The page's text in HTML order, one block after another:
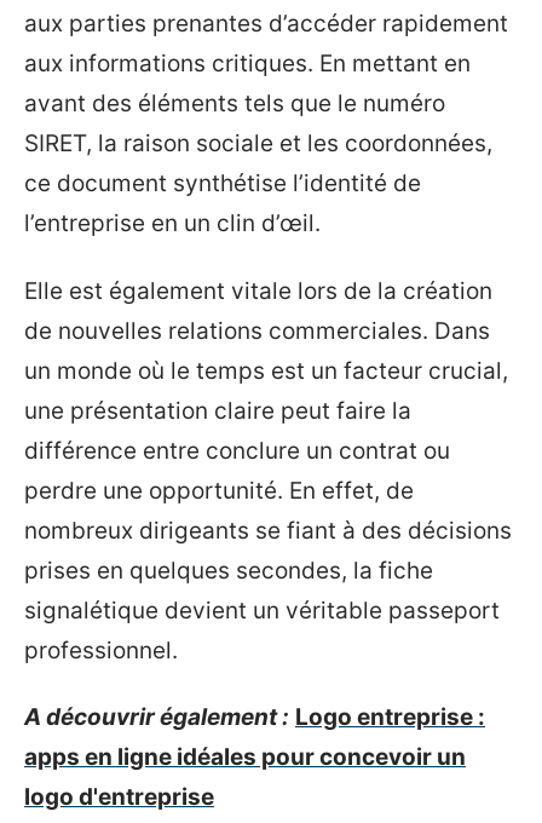
aux parties prenantes d’accéder rapidement
aux informations critiques. En mettant en
avant des éléments tels que le numéro
SIRET, la raison sociale et les coordonnées,
ce document synthétise l’identité de
l’entreprise en un clin d’œil.
Elle est également vitale lors de la création
de nouvelles relations commerciales. Dans
un monde où le temps est un facteur crucial,
une présentation claire peut faire la
différence entre conclure un contrat ou
perdre une opportunité. En effet, de
nombreux dirigeants se fiant à des décisions
prises en quelques secondes, la fiche
signalétique devient un véritable passeport
professionnel.
A découvrir également : Logo entreprise :
apps en ligne idéales pour concevoir un
logo d'entreprise